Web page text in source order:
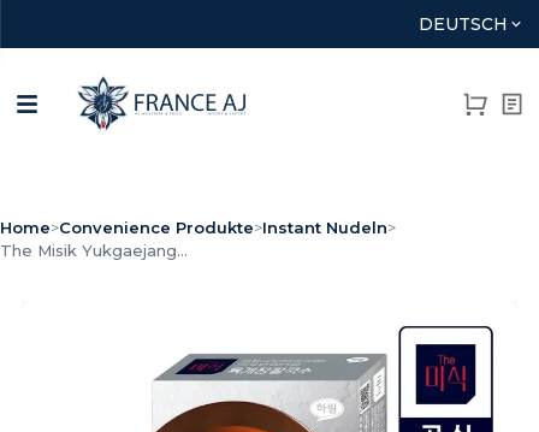
DEUTSCH
Home>Convenience Produkte>Instant Nudeln>
The Misik Yukgaejang...